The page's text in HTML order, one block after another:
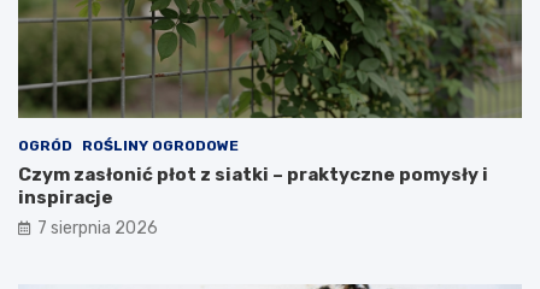
OGRÓD ROŚLINY OGRODOWE
Czym zasłonić płot z siatki – praktyczne pomysły i
inspiracje
7 sierpnia 2026